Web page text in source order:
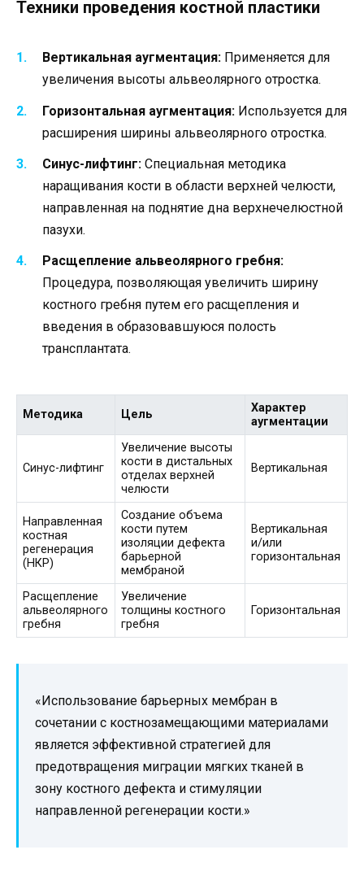
Техники проведения костной пластики
Вертикальная аугментация: Применяется для
увеличения высоты альвеолярного отростка.
Горизонтальная аугментация: Используется для
расширения ширины альвеолярного отростка.
Синус-лифтинг: Специальная методика
наращивания кости в области верхней челюсти,
направленная на поднятие дна верхнечелюстной
пазухи.
Расщепление альвеолярного гребня:
Процедура, позволяющая увеличить ширину
костного гребня путем его расщепления и
введения в образовавшуюся полость
трансплантата.
Методика Цель
Характер
аугментации
Синус-лифтинг
Увеличение высоты
кости в дистальных
отделах верхней
челюсти
Вертикальная
Направленная
костная
регенерация
(НКР)
Создание объема
кости путем
изоляции дефекта
барьерной
мембраной
Вертикальная
и/или
горизонтальная
Расщепление
альвеолярного
гребня
Увеличение
толщины костного
гребня
Горизонтальная
«Использование барьерных мембран в
сочетании с костнозамещающими материалами
является эффективной стратегией для
предотвращения миграции мягких тканей в
зону костного дефекта и стимуляции
направленной регенерации кости.»